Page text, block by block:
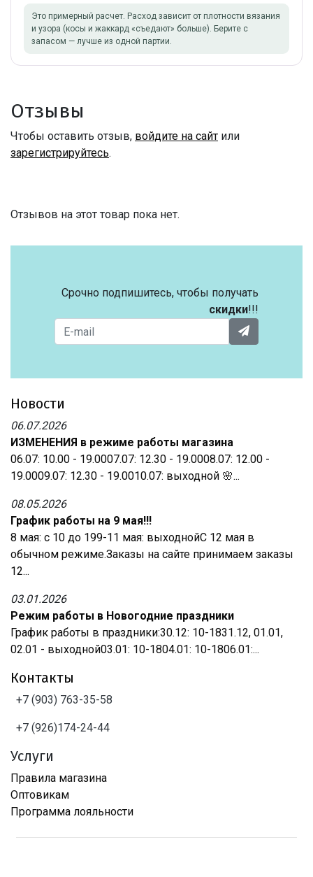
Это примерный расчет. Расход зависит от плотности вязания
и узора (косы и жаккард «съедают» больше). Берите с
запасом — лучше из одной партии.
Отзывы
Чтобы оставить отзыв, войдите на сайт или
зарегистрируйтесь.
Отзывов на этот товар пока нет.
Срочно подпишитесь, чтобы получать
скидки!!!
Новости
06.07.2026
ИЗМЕНЕНИЯ в режиме работы магазина
06.07: 10.00 - 19.0007.07: 12.30 - 19.0008.07: 12.00 -
19.0009.07: 12.30 - 19.0010.07: выходной 🌸...
08.05.2026
График работы на 9 мая!!!
8 мая: с 10 до 199-11 мая: выходнойС 12 мая в
обычном режиме.Заказы на сайте принимаем заказы
12...
03.01.2026
Режим работы в Новогодние праздники
График работы в праздники:30.12: 10-1831.12, 01.01,
02.01 - выходной03.01: 10-1804.01: 10-1806.01:...
Контакты
+7 (903) 763-35-58
+7 (926)174-24-44
Услуги
Правила магазина
Оптовикам
Программа лояльности